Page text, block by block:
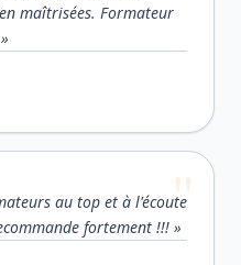
maîtrisées. Formateur
»
au top et à l'écoute
fortement !!! »